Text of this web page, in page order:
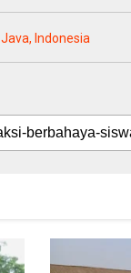
Indonesia